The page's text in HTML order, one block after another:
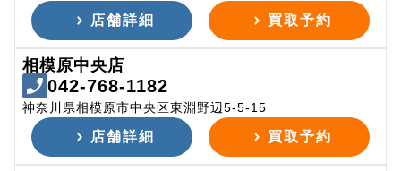
店舗詳細 買取予約
相模原中央店
042-768-1182
神奈川県相模原市中央区東淵野辺5-5-15
店舗詳細 買取予約